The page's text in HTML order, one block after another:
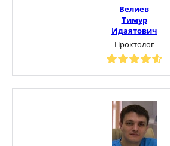
Велиев
Тимур
Идаятович
Проктолог